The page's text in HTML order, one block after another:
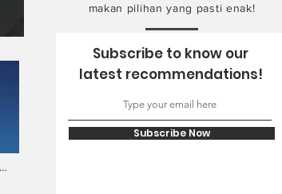
makan pilihan yang pasti enak!
Subscribe to know our
latest recommendations!
Subscribe Now